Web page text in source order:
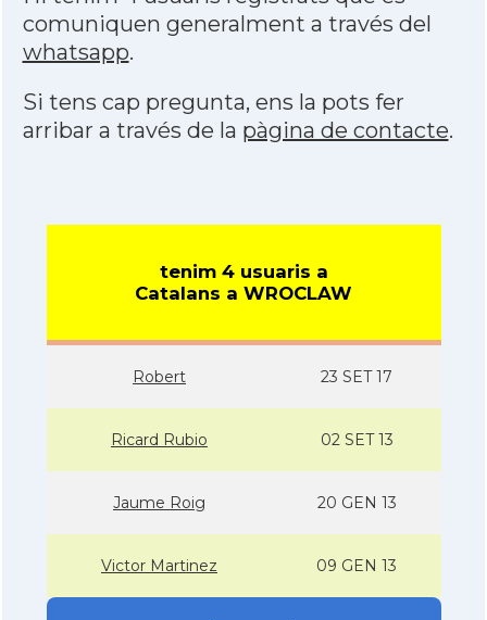
comuniquen generalment a través del
whatsapp.
Si tens cap pregunta, ens la pots fer
arribar a través de la pàgina de contacte.
tenim 4 usuaris a
Catalans a WROCLAW
Robert 23 SET 17
Ricard Rubio 02 SET 13
Jaume Roig 20 GEN 13
Victor Martinez 09 GEN 13